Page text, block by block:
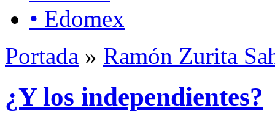
• Edomex
Portada » Ramón Zurita
¿Y los independientes?